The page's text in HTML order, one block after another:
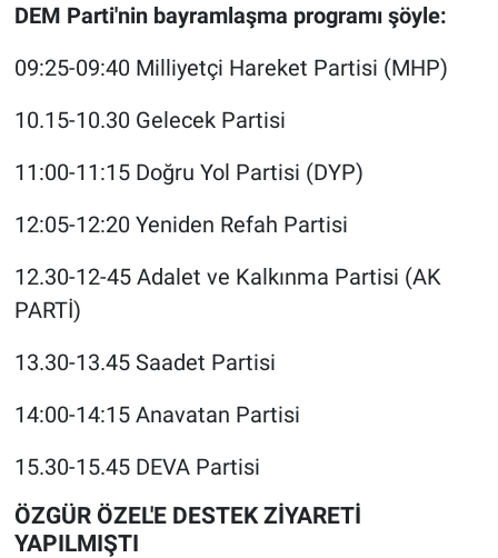
DEM Parti'nin bayramlaşma programı şöyle:
09:25-09:40 Milliyetçi Hareket Partisi (MHP)
10.15-10.30 Gelecek Partisi
11:00-11:15 Doğru Yol Partisi (DYP)
12:05-12:20 Yeniden Refah Partisi
12.30-12-45 Adalet ve Kalkınma Partisi (AK
PARTİ)
13.30-13.45 Saadet Partisi
14:00-14:15 Anavatan Partisi
15.30-15.45 DEVA Partisi
ÖZGÜR ÖZEL'E DESTEK ZİYARETİ
YAPILMIŞTI